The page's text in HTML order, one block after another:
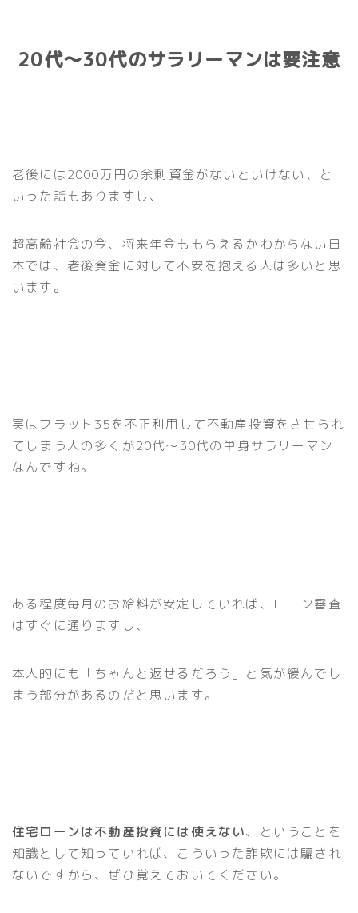
20代〜30代のサラリーマンは要注意
老後には2000万円の余剰資金がないといけない、と
いった話もありますし、
超高齢社会の今、将来年金ももらえるかわからない日
本では、老後資金に対して不安を抱える人は多いと思
います。
実はフラット35を不正利用して不動産投資をさせられ
てしまう人の多くが20代〜30代の単身サラリーマン
なんですね。
ある程度毎月のお給料が安定していれば、ローン審査
はすぐに通りますし、
本人的にも「ちゃんと返せるだろう」と気が緩んでし
まう部分があるのだと思います。
住宅ローンは不動産投資には使えない、ということを
知識として知っていれば、こういった詐欺には騙され
ないですから、ぜひ覚えておいてください。